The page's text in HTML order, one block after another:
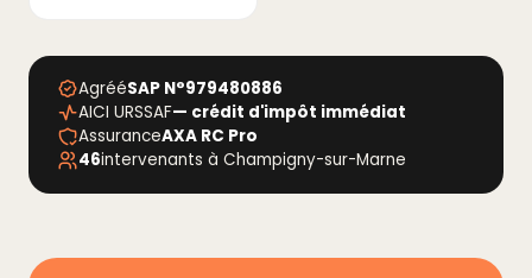
AgrééSAP N°979480886
AICI URSSAF— crédit d'impôt immédiat
AssuranceAXA RC Pro
46intervenants à Champigny-sur-Marne